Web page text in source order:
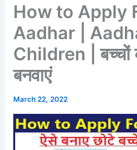
How to Apply
Aadhar |
Children | बच्चों
बनवाएं
March 22, 2022